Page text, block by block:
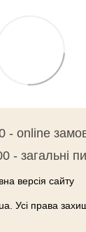
- online
- загальні
версія сайту
Усі права